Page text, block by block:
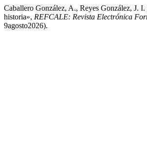
Caballero González, A., Reyes González, J.
historia», REFCALE: Revista Electrónica
9agosto2026).